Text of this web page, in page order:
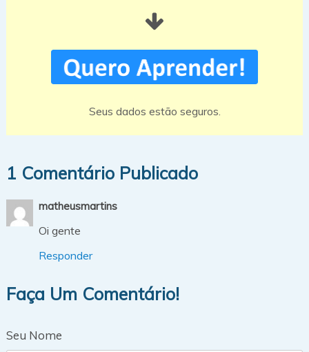
Seus dados estão seguros.
1 Comentário Publicado
matheusmartins
Oi gente
Responder
Faça Um Comentário!
Seu Nome